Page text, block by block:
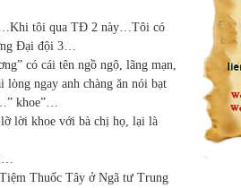
tôi qua TĐ 2 này…Tôi có
Đại đội 3…
có cái tên ngồ ngộ, lãng mạn,
ngay anh chàng ăn nói bạt
khoe”…
lời khoe với bà chị họ, lại là
Thuốc Tây ở Ngã tư Trung